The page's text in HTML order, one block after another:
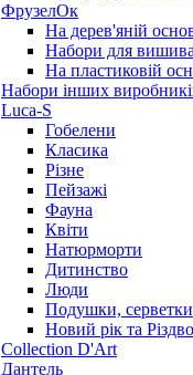
ФрузелОк
На дерев'яній
Набори для
На пластиковій
Набори інших
Luca-S
Гобелени
Класика
Різне
Пейзажі
Фауна
Квіти
Натюрморти
Дитинство
Люди
Подушки, серветки
Новий рік та Різдво
Collection D'Art
Дантель